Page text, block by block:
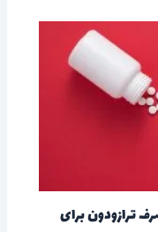
ترازودون برای